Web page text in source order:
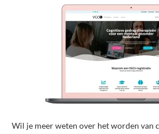
Wil je meer weten over het worden van